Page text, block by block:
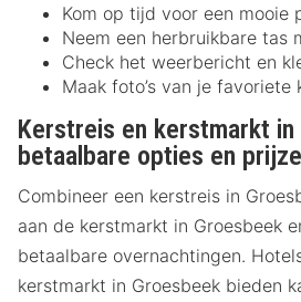
Kom op tijd voor een mooie
Neem een herbruikbare tas
Check het weerbericht en
Maak foto’s van je favoriete
Kerstreis en kerstmarkt in
betaalbare opties en
Combineer een kerstreis in
aan de kerstmarkt in Groesbeek
betaalbare overnachtingen.
kerstmarkt in Groesbeek bieden